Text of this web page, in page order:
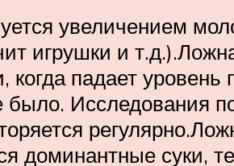
увеличением
игрушки и
падает
Исследования
доминантные суки,